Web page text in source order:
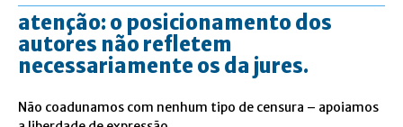
atenção: o posicionamento dos
autores não refletem
necessariamente os da jures.
Não coadunamos com nenhum tipo de censura – apoiamos